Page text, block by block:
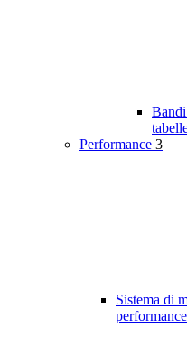
Performance 3
Sistema di
performance